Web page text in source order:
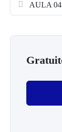
AULA 04